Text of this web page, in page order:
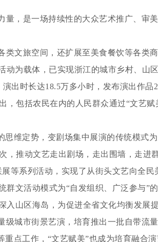
，是一场持续性的大众艺术推广、审
类文旅空间，还扩展至美食餐饮等各类
动为载体，已实现浙江的城市乡村、山
出时长达18.5万多小时，发布演出作品
包括农民在内的人民群众通过“文艺
思维定势，变剧场集中展演的传统模式
推动文艺走出剧场，走出围墙，走进
等系列活动，实现了从街头文艺向全民
文活动模式为“自发组织、广泛参与”
山区海岛，为促进全省文化均衡发展
城市街景艺演，培育推出一批自带流
点工作，“文艺赋美”也成为培育融合